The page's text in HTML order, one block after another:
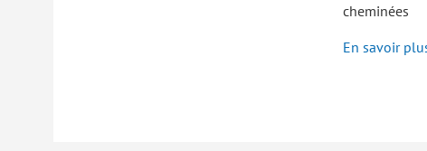
cheminées
En savoir